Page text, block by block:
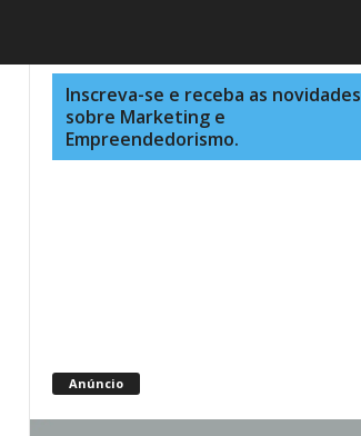
Inscreva-se e receba as novidades
sobre Marketing e
Empreendedorismo.
Anúncio